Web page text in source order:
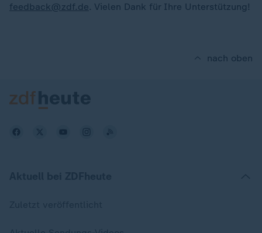
feedback@zdf.de. Vielen Dank für Ihre Unterstützung!
nach oben